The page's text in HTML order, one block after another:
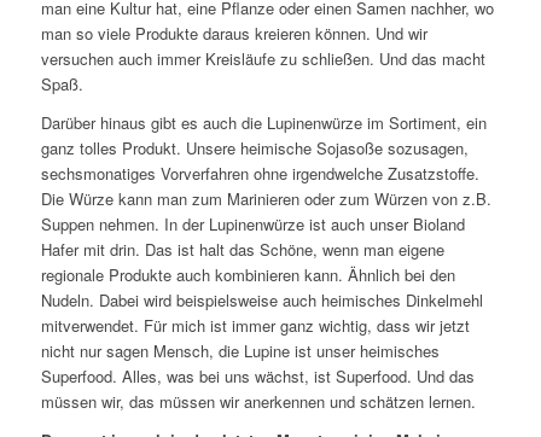
man eine Kultur hat, eine Pflanze oder einen Samen nachher, wo
man so viele Produkte daraus kreieren können. Und wir
versuchen auch immer Kreisläufe zu schließen. Und das macht
Spaß.
Darüber hinaus gibt es auch die Lupinenwürze im Sortiment, ein
ganz tolles Produkt. Unsere heimische Sojasoße sozusagen,
sechsmonatiges Vorverfahren ohne irgendwelche Zusatzstoffe.
Die Würze kann man zum Marinieren oder zum Würzen von z.B.
Suppen nehmen. In der Lupinenwürze ist auch unser Bioland
Hafer mit drin. Das ist halt das Schöne, wenn man eigene
regionale Produkte auch kombinieren kann. Ähnlich bei den
Nudeln. Dabei wird beispielsweise auch heimisches Dinkelmehl
mitverwendet. Für mich ist immer ganz wichtig, dass wir jetzt
nicht nur sagen Mensch, die Lupine ist unser heimisches
Superfood. Alles, was bei uns wächst, ist Superfood. Und das
müssen wir, das müssen wir anerkennen und schätzen lernen.